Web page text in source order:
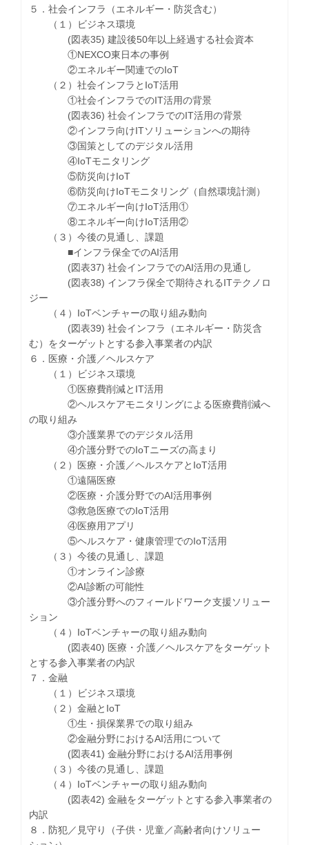
５．社会インフラ（エネルギー・防災含む）
（１）ビジネス環境
(図表35) 建設後50年以上経過する社会資本
①NEXCO東日本の事例
②エネルギー関連でのIoT
（２）社会インフラとIoT活用
①社会インフラでのIT活用の背景
(図表36) 社会インフラでのIT活用の背景
②インフラ向けITソリューションへの期待
③国策としてのデジタル活用
④IoTモニタリング
⑤防災向けIoT
⑥防災向けIoTモニタリング（自然環境計測）
⑦エネルギー向けIoT活用①
⑧エネルギー向けIoT活用②
（３）今後の見通し、課題
■インフラ保全でのAI活用
(図表37) 社会インフラでのAI活用の見通し
(図表38) インフラ保全で期待されるITテクノロ
ジー
（４）IoTベンチャーの取り組み動向
(図表39) 社会インフラ（エネルギー・防災含
む）をターゲットとする参入事業者の内訳
６．医療・介護／ヘルスケア
（１）ビジネス環境
①医療費削減とIT活用
②ヘルスケアモニタリングによる医療費削減へ
の取り組み
③介護業界でのデジタル活用
④介護分野でのIoTニーズの高まり
（２）医療・介護／ヘルスケアとIoT活用
①遠隔医療
②医療・介護分野でのAI活用事例
③救急医療でのIoT活用
④医療用アプリ
⑤ヘルスケア・健康管理でのIoT活用
（３）今後の見通し、課題
①オンライン診療
②AI診断の可能性
③介護分野へのフィールドワーク支援ソリュー
ション
（４）IoTベンチャーの取り組み動向
(図表40) 医療・介護／ヘルスケアをターゲット
とする参入事業者の内訳
７．金融
（１）ビジネス環境
（２）金融とIoT
①生・損保業界での取り組み
②金融分野におけるAI活用について
(図表41) 金融分野におけるAI活用事例
（３）今後の見通し、課題
（４）IoTベンチャーの取り組み動向
(図表42) 金融をターゲットとする参入事業者の
内訳
８．防犯／見守り（子供・児童／高齢者向けソリュー